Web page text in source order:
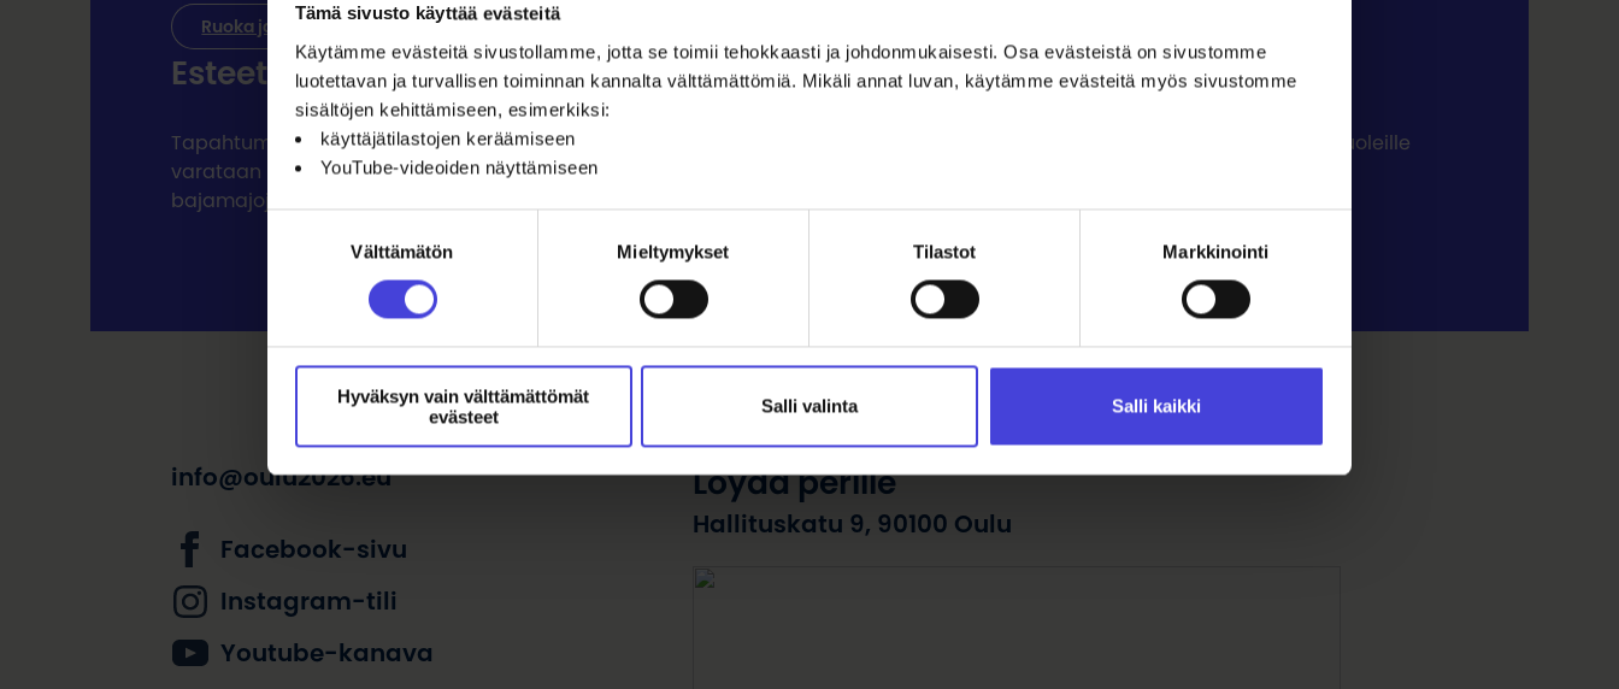
Tämä sivusto käyttää evästeitä
Käytämme evästeitä sivustollamme, jotta se toimii tehokkaasti ja johdonmukaisesti. Osa evästeistä on sivustomme
luotettavan ja turvallisen toiminnan kannalta välttämättömiä. Mikäli annat luvan, käytämme evästeitä myös sivustomme
sisältöjen kehittämiseen, esimerkiksi:
käyttäjätilastojen keräämiseen
YouTube-videoiden näyttämiseen
Välttämätön Mieltymykset Tilastot Markkinointi
Hyväksyn vain välttämättömät
evästeet
Salli valinta Salli kaikki
Ruoka ja juoma Kaupunki- ja kyläjuhlat
Esteettömyys
Tapahtuma on kaikille avoin, pääsymaksuton ja ikärajaton. Pääreitit tapahtumapaikalle ovat leveitä ja esteettömiä. Pyörätuoleille
varataan paikkoja pöytien äärestä, ja lastenistuimia tulee olemaan pöydissä muutama kappale. Tapahtuma-alueella on
bajamajoja, ja myös esteetön wc-tila.
info@oulu2026.eu
Facebook-sivu
Instagram-tili
Youtube-kanava
Löydä perille
Hallituskatu 9, 90100 Oulu